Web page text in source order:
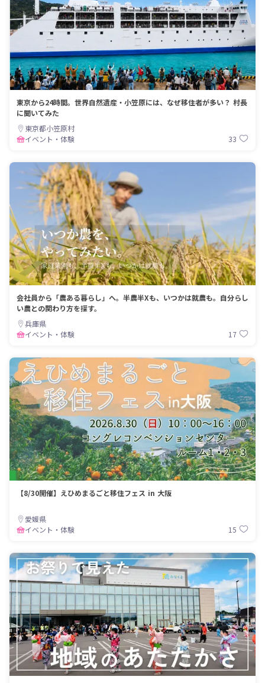
東京から24時間。世界自然遺産・小笠原には、なぜ移住者が多い？ 村長
に聞いてみた
東京都小笠原村
イベント・体験
33
会社員から「農ある暮らし」へ。半農半Xも、いつかは就農も。自分らし
い農との関わり方を探す。
兵庫県
イベント・体験
17
【8/30開催】えひめまるごと移住フェス in 大阪
愛媛県
イベント・体験
15